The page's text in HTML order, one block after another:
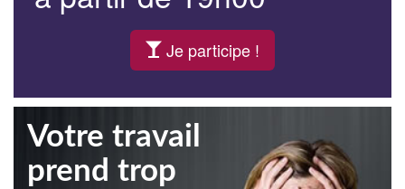
Je participe !
Votre travail
prend trop